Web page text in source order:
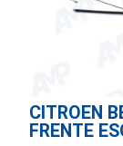
CITROEN
FRENTE